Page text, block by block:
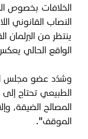
الخلافات بخصوص
النصاب القانوني
ينتظر من البرلمان
الواقع الحالي
وشدّد عضو مجلس
الطبيعي تحتاج
المصالح الضيقة،
الموقف".